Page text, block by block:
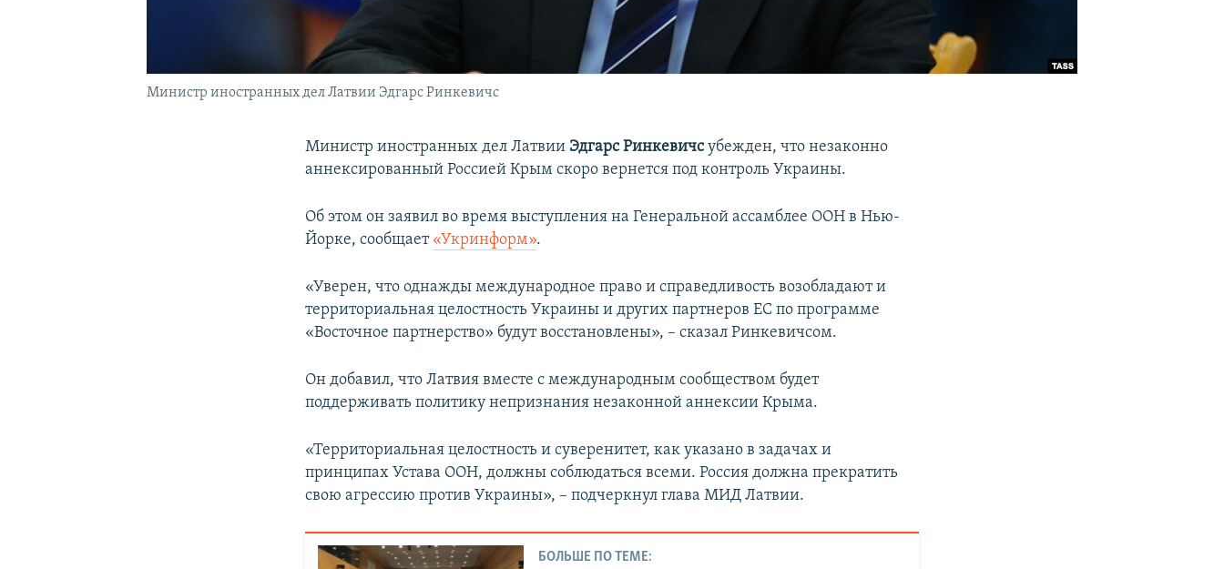
Министр иностранных дел Латвии Эдгарс Ринкевичс
Министр иностранных дел Латвии Эдгарс Ринкевичсубежден, что незаконно
аннексированный Россией Крым скоро вернется под контроль Украины.
Об этом он заявил во время выступления на Генеральной ассамблее ООН в Нью-
Йорке, сообщает «Укринформ».
«Уверен, что однажды международное право и справедливость возобладают и
территориальная целостность Украины и других партнеров ЕС по программе
«Восточное партнерство» будут восстановлены», – сказал Ринкевичсом.
Он добавил, что Латвия вместе с международным сообществом будет
поддерживать политику непризнания незаконной аннексии Крыма.
«Территориальная целостность и суверенитет, как указано в задачах и
принципах Устава ООН, должны соблюдаться всеми. Россия должна прекратить
свою агрессию против Украины», – подчеркнул глава МИД Латвии.
БОЛЬШЕ ПО ТЕМЕ: